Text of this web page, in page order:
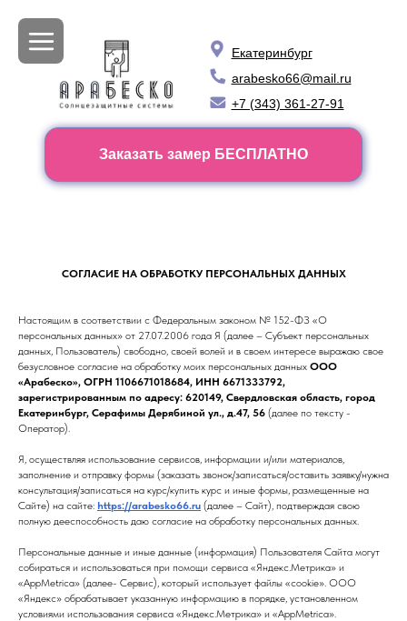
Екатеринбург
arabesko66@mail.ru
+7 (343) 361-27-91
Заказать замер БЕСПЛАТНО
СОГЛАСИЕ НА ОБРАБОТКУ ПЕРСОНАЛЬНЫХ ДАННЫХ
Настоящим в соответствии с Федеральным законом № 152-ФЗ «О
персональных данных» от 27.07.2006 года Я (далее – Субъект персональных
данных, Пользователь) свободно, своей волей и в своем интересе выражаю свое
безусловное согласие на обработку моих персональных данных ООО
«Арабеско», ОГРН 1106671018684, ИНН 6671333792,
зарегистрированным по адресу: 620149, Свердловская область, город
Екатеринбург, Серафимы Дерябиной ул., д.47, 56 (далее по тексту -
Оператор).
Я, осуществляя использование сервисов, информации и/или материалов,
заполнение и отправку формы (заказать звонок/записаться/оставить заявку/нужна
консультация/записаться на курс/купить курс и иные формы, размещенные на
Сайте) на сайте: https://arabesko66.ru (далее – Сайт), подтверждая свою
полную дееспособность даю согласие на обработку персональных данных.
Персональные данные и иные данные (информация) Пользователя Сайта могут
собираться и использоваться при помощи сервиса «Яндекс.Метрика» и
«AppMetrica» (далее- Сервис), который использует файлы «cookie». ООО
«Яндекс» обрабатывает указанную информацию в порядке, установленном
условиями использования сервиса «Яндекс.Метрика» и «AppMetrica».